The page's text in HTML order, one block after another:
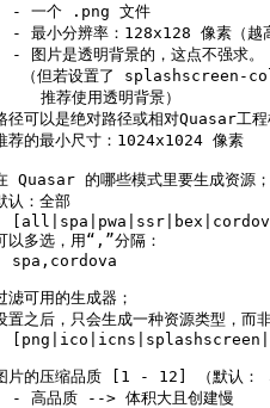
一个 .png 文件
小分辨率：128x128 像素（越
片是透明背景的，这点不强求。
但若设置了 splashscreen-
推荐使用透明背景）
以是绝对路径或相对Quasar工程
的最小尺寸：1024x1024 像素
的哪些模式里要生成资源；
：全部
多选，用“,”分隔：
spa,cordova
用的生成器；
后，只会生成一种资源类型，而
的压缩品质 [1 - 12] （默认：
高品质 --> 体积大且创建慢